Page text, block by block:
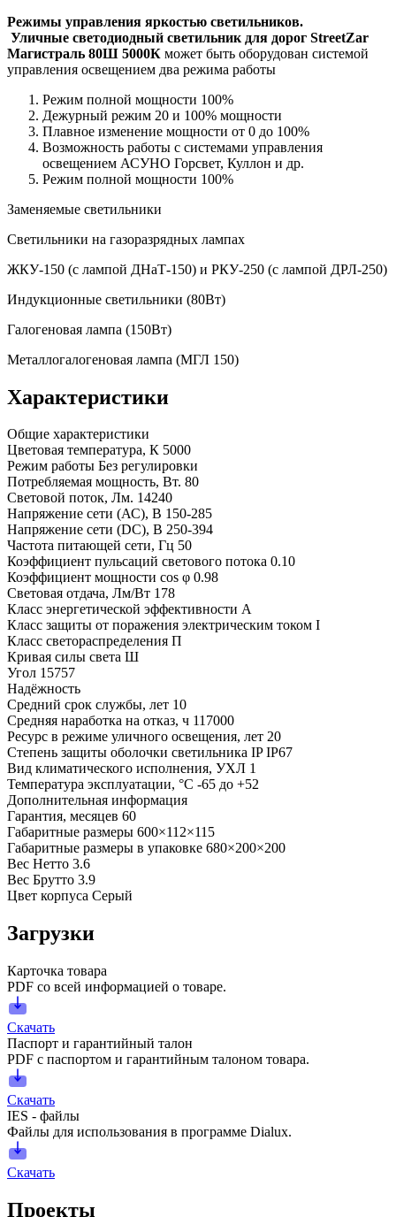
Режимы управления яркостью светильников.
Уличные светодиодный светильник для дорог StreetZar
Магистраль 80Ш 5000К может быть оборудован системой
управления освещением два режима работы
Режим полной мощности 100%
Дежурный режим 20 и 100% мощности
Плавное изменение мощности от 0 до 100%
Возможность работы с системами управления
освещением АСУНО Горсвет, Куллон и др.
Режим полной мощности 100%
Заменяемые светильники
Светильники на газоразрядных лампах
ЖКУ-150 (с лампой ДНаТ-150) и РКУ-250 (с лампой ДРЛ-250)
Индукционные светильники (80Вт)
Галогеновая лампа (150Вт)
Металлогалогеновая лампа (МГЛ 150)
Характеристики
Общие характеристики
Цветовая температура, К 5000
Режим работы Без регулировки
Потребляемая мощность, Вт. 80
Световой поток, Лм. 14240
Напряжение сети (АС), В 150-285
Напряжение сети (DC), В 250-394
Частота питающей сети, Гц 50
Коэффициент пульсаций светового потока 0.10
Коэффициент мощности cos φ 0.98
Световая отдача, Лм/Вт 178
Класс энергетической эффективности A
Класс защиты от поражения электрическим током I
Класс светораспределения П
Кривая силы света Ш
Угол 15757
Надёжность
Средний срок службы, лет 10
Средняя наработка на отказ, ч 117000
Ресурс в режиме уличного освещения, лет 20
Степень защиты оболочки светильника IP IP67
Вид климатического исполнения, УХЛ 1
Температура эксплуатации, °С -65 до +52
Дополнительная информация
Гарантия, месяцев 60
Габаритные размеры 600×112×115
Габаритные размеры в упаковке 680×200×200
Вес Нетто 3.6
Вес Брутто 3.9
Цвет корпуса Серый
Загрузки
Карточка товара
PDF со всей информацией о товаре.
Скачать
Паспорт и гарантийный талон
PDF с паспортом и гарантийным талоном товара.
Скачать
IES - файлы
Файлы для использования в программе Dialux.
Скачать
Проекты